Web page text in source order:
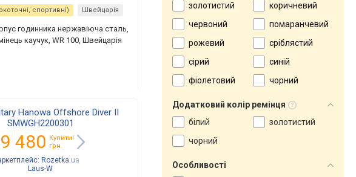
спортивні) Швейцарія
годинника нержавіюча сталь,
каучук, WR 100, Швейцарія
Hanowa Offshore Diver II
SMWGH2200301
480
Купити!
грн.
Rozetka.ua
Laus-W
золотистий
коричневий
червоний
помаранчевий
рожевий
сріблястий
сірий
синій
фіолетовий
чорний
Додатковий колір ремінця
білий
золотистий
чорний
Особливості